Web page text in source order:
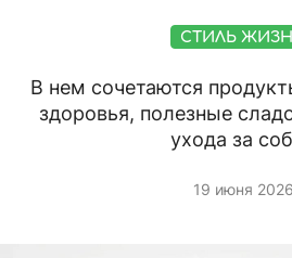
СТИЛЬ
В нем сочетаются
здоровья, полезные
ухода за
19 июня 2026